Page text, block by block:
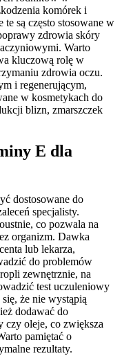
komórek i
są często stosowane w
zdrowia skóry
Warto
kluczową rolę w
zdrowia oczu.
i regenerującym,
w kosmetykach do
blizn, zmarszczek
E dla
dostosowane do
specjalisty.
co pozwala na
organizm. Dawka
lub lekarza,
do problemów
zewnętrznie, na
test uczuleniowy
że nie wystąpią
dodawać do
czy oleje, co zwiększa
pamiętać o
rezultaty.